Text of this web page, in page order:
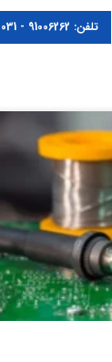
تلفن: 91006262 - 031